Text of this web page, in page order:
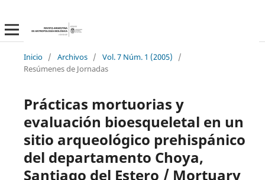
Inicio / Archivos / Vol. 7 Núm. 1 (2005)
/
Resúmenes de Jornadas
Prácticas mortuorias y
evaluación bioesqueletal en un
sitio arqueológico prehispánico
del departamento Choya,
Santiago del Estero / Mortuary